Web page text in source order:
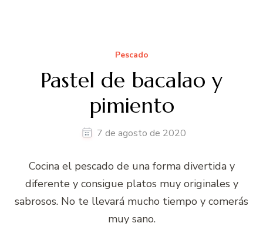
Pescado
Pastel de bacalao y
pimiento
7 de agosto de 2020
Cocina el pescado de una forma divertida y
diferente y consigue platos muy originales y
sabrosos. No te llevará mucho tiempo y comerás
muy sano.